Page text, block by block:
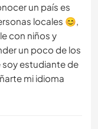
un país es
locales 😊,
con niños y
un poco de los
estudiante de
mi idioma